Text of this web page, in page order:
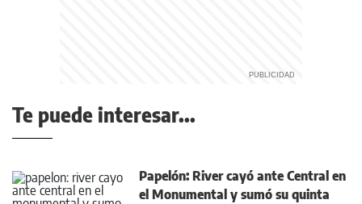
Te puede interesar...
Papelón: River cayó ante Central en
el Monumental y sumó su quinta